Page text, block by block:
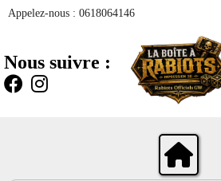
Appelez-nous : 0618064146
Nous suivre :